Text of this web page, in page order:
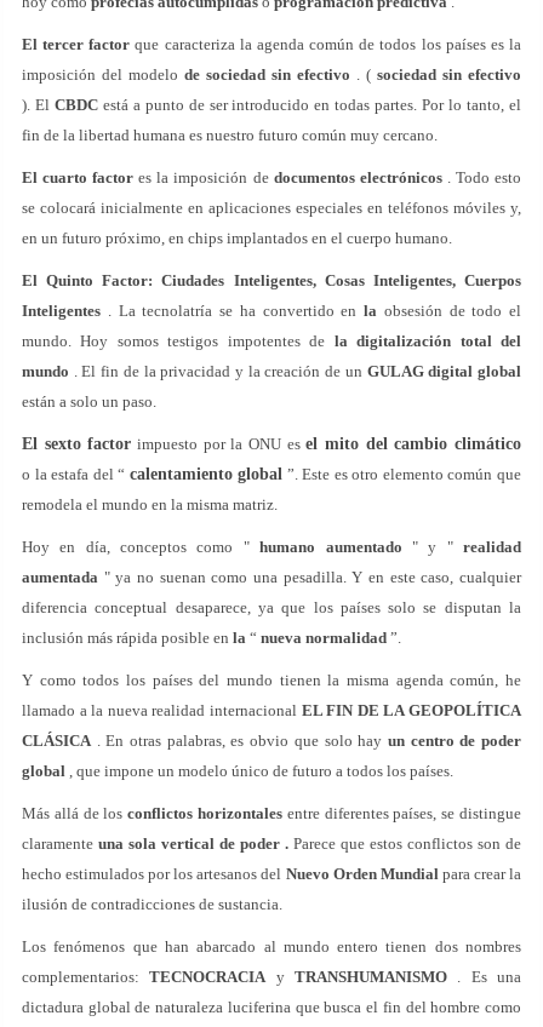
El tercer factor que caracteriza la agenda común de todos los países es la
imposición del modelo de sociedad sin efectivo . ( sociedad sin efectivo
). El CBDCestá a punto de ser introducido en todas partes. Por lo tanto, el
fin de la libertad humana es nuestro futuro común muy cercano.
El cuarto factor es la imposición de documentos electrónicos. Todo esto
se colocará inicialmente en aplicaciones especiales en teléfonos móviles y,
en un futuro próximo, en chips implantados en el cuerpo humano.
El Quinto Factor: Ciudades Inteligentes, Cosas Inteligentes, Cuerpos
Inteligentes . La tecnolatría se ha convertido en la obsesión de todo el
mundo. Hoy somos testigos impotentes de la digitalización total del
mundo . El fin de la privacidad y la creación de un GULAG digital global
están a solo un paso.
El sexto factor impuesto por la ONU esel mito del cambio climático
o la estafa del “ calentamiento global ”. Este es otro elemento común que
remodela el mundo en la misma matriz.
Hoy en día, conceptos como "humano aumentado " y "realidad
aumentada " ya no suenan como una pesadilla. Y en este caso, cualquier
diferencia conceptual desaparece, ya que los países solo se disputan la
inclusión más rápida posible en la “ nueva normalidad ”.
Y como todos los países del mundo tienen la misma agenda común, he
llamado a la nueva realidad internacional EL FIN DE LA GEOPOLÍTICA
CLÁSICA. En otras palabras, es obvio que solo hay un centro de poder
global , que impone un modelo único de futuro a todos los países.
Más allá de losconflictos horizontales entre diferentes países, se distingue
claramente una sola vertical de poder . Parece que estos conflictos son de
hecho estimulados por los artesanos del Nuevo Orden Mundialpara crear la
ilusión de contradicciones de sustancia.
Los fenómenos que han abarcado al mundo entero tienen dos nombres
complementarios:TECNOCRACIAyTRANSHUMANISMO . Es una
dictadura global de naturaleza luciferina que busca el fin del hombre como